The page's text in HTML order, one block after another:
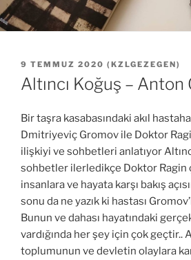
YAYIM
TARIHI
9 TEMMUZ 2020 ( KZLGEZEGEN)
Altıncı Koğuş – Anton
Bir taşra kasabasındaki akıl
Dmitriyeviç Gromov ile Doktor
ilişkiyi ve sohbetleri anlatıyor
sohbetler ilerledikçe Doktor Ragin
insanlara ve hayata karşı bakış
sonu da ne yazık ki hastası
Bunun ve dahası hayatındaki
vardığında her şey için çok geçtir..
toplumunun ve devletin olaylara